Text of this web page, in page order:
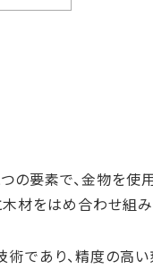
の要素で、金物を
材をはめ合わせ組み
であり、精度の高